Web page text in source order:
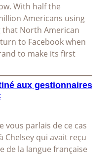
With half the
Americans using
North American
to Facebook when
to make its first
aux gestionnaires
vous parlais de ce cas
qui avait reçu
de la langue française